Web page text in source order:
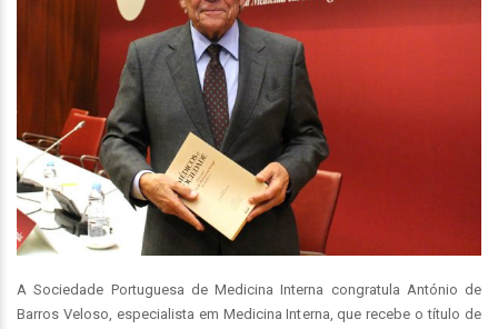
A Sociedade Portuguesa de Medicina Interna congratula António de
Barros Veloso, especialista em Medicina Interna, que recebe o título de